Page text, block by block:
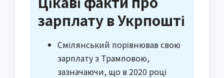
зарплату в Укрпошті
Смілянський порівнював свою
зарплату з Трамповою,
зазначаючи, що в 2020 році